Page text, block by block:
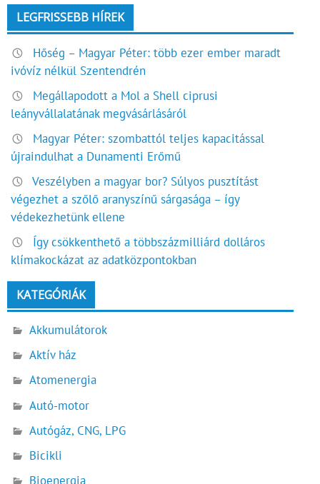
LEGFRISSEBB HÍREK
Hőség – Magyar Péter: több ezer ember maradt
ivóvíz nélkül Szentendrén
Megállapodott a Mol a Shell ciprusi
leányvállalatának megvásárlásáról
Magyar Péter: szombattól teljes kapacitással
újraindulhat a Dunamenti Erőmű
Veszélyben a magyar bor? Súlyos pusztítást
végezhet a szőlő aranyszínű sárgasága – így
védekezhetünk ellene
Így csökkenthető a többszázmilliárd dolláros
klímakockázat az adatközpontokban
KATEGÓRIÁK
Akkumulátorok
Aktív ház
Atomenergia
Autó-motor
Autógáz, CNG, LPG
Bicikli
Bioenergia